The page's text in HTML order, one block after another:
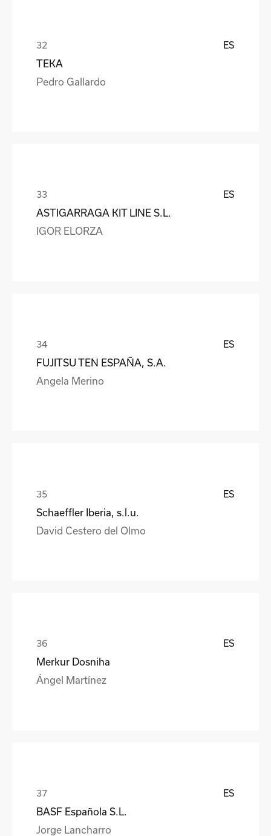
ES
TEKA
Pedro Gallardo
ES
ASTIGARRAGA KIT LINE S.L.
IGOR ELORZA
ES
FUJITSU TEN ESPAÑA, S.A.
Angela Merino
ES
Schaeffler Iberia, s.l.u.
David Cestero del Olmo
ES
Merkur Dosniha
Ángel Martínez
ES
BASF Española S.L.
Jorge Lancharro